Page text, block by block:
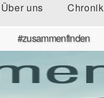
Über uns Chronik
#zusammenfinden